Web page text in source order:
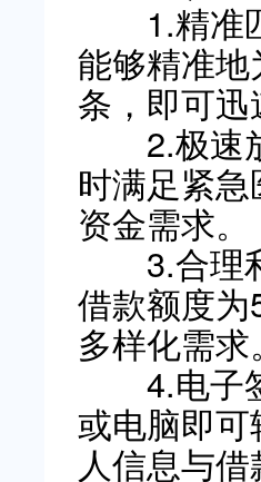
1.精准匹
能够精准
条，即可
2.极速放
时满足紧
资金需求。
3.合理利
借款额度
多样化需求。
4.电子签
或电脑即
人信息与